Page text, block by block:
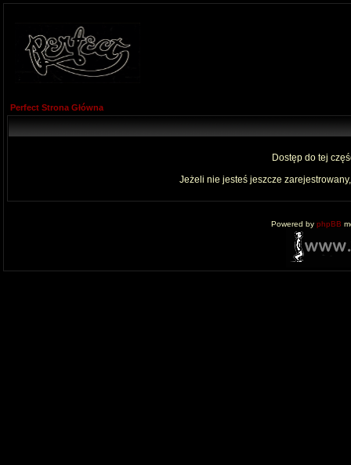
Perfect Strona Główna
Dostęp do tej
Jeżeli nie jesteś jeszcze
Powered by phpBB